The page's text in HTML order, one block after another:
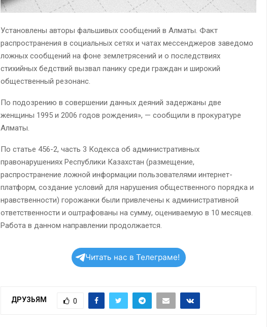
Установлены авторы фальшивых сообщений в Алматы. Факт
распространения в социальных сетях и чатах мессенджеров заведомо
ложных сообщений на фоне землетрясений и о последствиях
стихийных бедствий вызвал панику среди граждан и широкий
общественный резонанс.
По подозрению в совершении данных деяний задержаны две
женщины 1995 и 2006 годов рождения», — сообщили в прокуратуре
Алматы.
По статье 456-2, часть 3 Кодекса об административных
правонарушениях Республики Казахстан (размещение,
распространение ложной информации пользователями интернет-
платформ, создание условий для нарушения общественного порядка и
нравственности) горожанки были привлечены к административной
ответственности и оштрафованы на сумму, оцениваемую в 10 месяцев.
Работа в данном направлении продолжается.
Читать нас в Телеграме!
ДРУЗЬЯМ 0